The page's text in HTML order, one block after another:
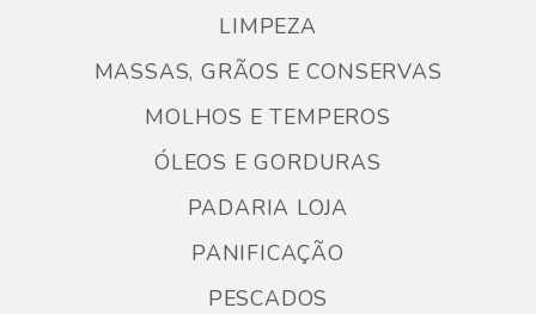
LIMPEZA
MASSAS, GRÃOS E CONSERVAS
MOLHOS E TEMPEROS
ÓLEOS E GORDURAS
PADARIA LOJA
PANIFICAÇÃO
PESCADOS